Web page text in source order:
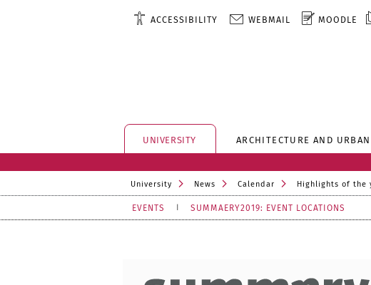
ACCESSIBILITY WEBMAIL MOODLE
UNIVERSITY ARCHITECTURE AND
University News Calendar Highlights of the
EVENTS SUMMAERY2019: EVENT LOCATIONS